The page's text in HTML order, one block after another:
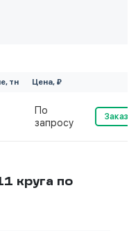
тн Цена, ₽
По
запросу
круга по